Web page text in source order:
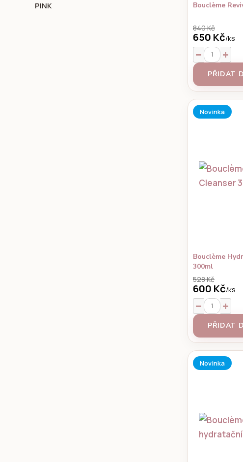
Bouclème
840 Kč
650 Kč/ks
PŘIDAT
Novinka
Bouclème
300ml
528 Kč
600 Kč/ks
PŘIDAT
Novinka